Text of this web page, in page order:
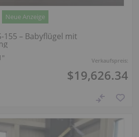
Verkaufspreis:
$19,626.34
Neue Anzeige
155 – Babyflügel mit